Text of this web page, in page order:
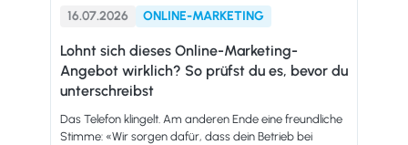
16.07.2026 ONLINE-MARKETING
Lohnt sich dieses Online-Marketing-
Angebot wirklich? So prüfst du es, bevor du
unterschreibst
Das Telefon klingelt. Am anderen Ende eine freundliche
Stimme: «Wir sorgen dafür, dass dein Betrieb bei